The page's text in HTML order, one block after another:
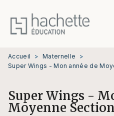
MENU RECHERCHE
PIED DE PAGE
Accueil > Maternelle
>
Super Wings - Mon année de
Super Wings -
Moyenne